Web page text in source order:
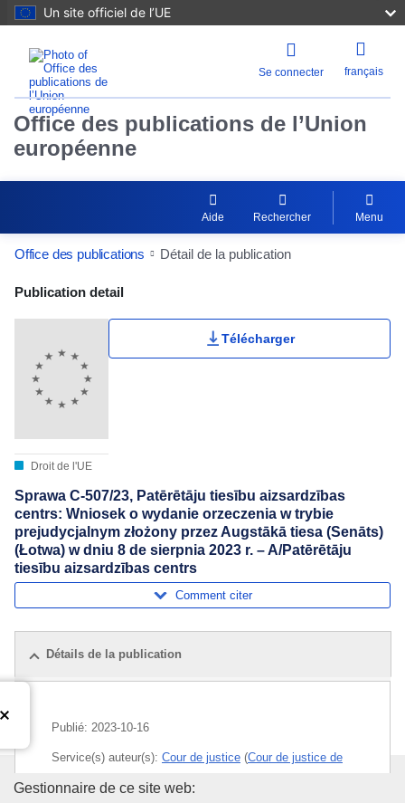
Un site officiel de l’UE
Se connecter français
Office des publications de l’Union
européenne
Aide Rechercher Menu
Office des publications Détail de la publication
Publication Detail Actions Portlet
Publication detail
Droit de l'UE
Télécharger
Sprawa C-507/23, Patērētāju tiesību aizsardzības
centrs: Wniosek o wydanie orzeczenia w trybie
prejudycjalnym złożony przez Augstākā tiesa (Senāts)
(Łotwa) w dniu 8 de sierpnia 2023 r. – A/Patērētāju
tiesību aizsardzības centrs
Comment citer
Détails de la publication
Publié: 2023-10-16
Service(s) auteur(s): Cour de justice (Cour de justice de
l’Union européenne
Office des publications de
Gestionnaire de ce site web: